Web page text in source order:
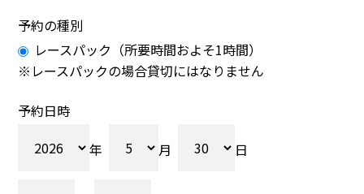
予約の種別
レースパック（所要時間およそ1時間）
※レースパックの場合貸切にはなりません
予約日時
年 月 日